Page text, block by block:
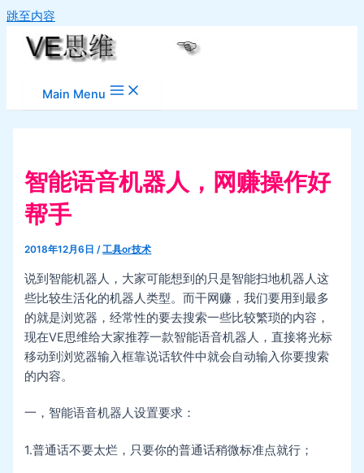
跳至内容
Main Menu
智能语音机器人，网赚操作好
帮手
2018年12月6日/工具or技术
说到智能机器人，大家可能想到的只是智能扫地机器人这
些比较生活化的机器人类型。而干网赚，我们要用到最多
的就是浏览器，经常性的要去搜索一些比较繁琐的内容，
现在VE思维给大家推荐一款智能语音机器人，直接将光标
移动到浏览器输入框靠说话软件中就会自动输入你要搜索
的内容。
一，智能语音机器人设置要求：
1.普通话不要太烂，只要你的普通话稍微标准点就行；